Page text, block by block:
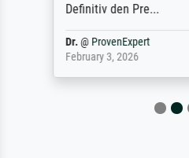
Definitiv den Pre...
Dr.@ ProvenExpert
February 3, 2026